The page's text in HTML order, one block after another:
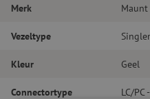
Merk Maunt
Vezeltype
Kleur Geel
Connectortype LC/PC